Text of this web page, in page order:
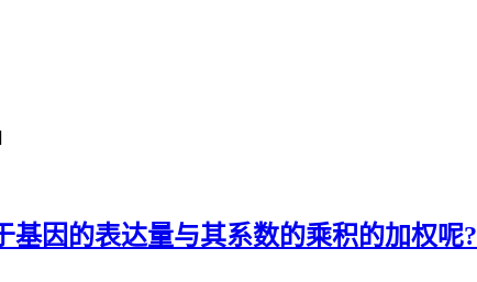
基因的表达量与其系数的乘积的加权呢?